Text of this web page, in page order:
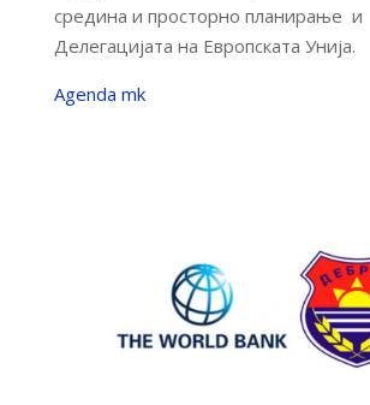
средина и просторно планирање и
Делегацијата на Европската Унија.
Agenda mk